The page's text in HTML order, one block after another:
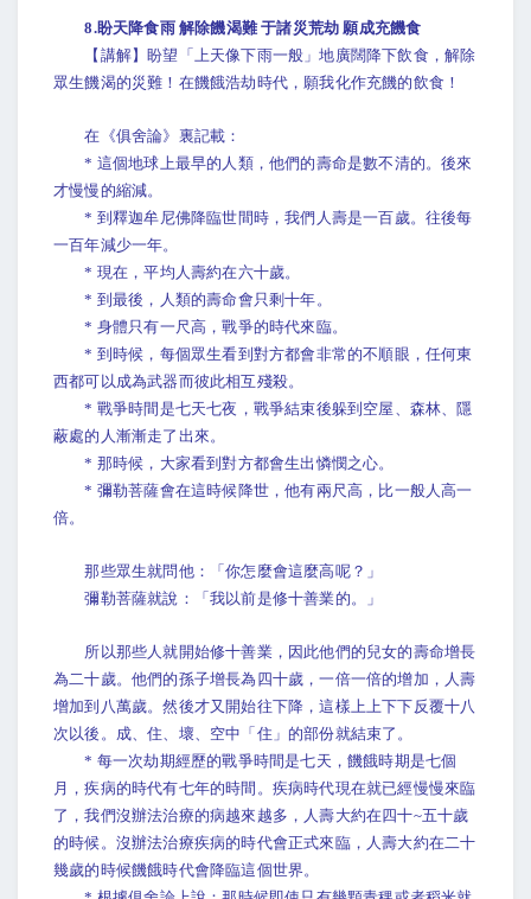
8.盼天降食雨 解除饑渴難 于諸災荒劫 願成充饑食
【講解】盼望「上天像下雨一般」地廣闊降下飲食，解除
眾生饑渴的災難！在饑餓浩劫時代，願我化作充饑的飲食！
在《俱舍論》裏記載：
* 這個地球上最早的人類，他們的壽命是數不清的。後來
才慢慢的縮減。
* 到釋迦牟尼佛降臨世間時，我們人壽是一百歲。往後每
一百年減少一年。
* 現在，平均人壽約在六十歲。
* 到最後，人類的壽命會只剩十年。
* 身體只有一尺高，戰爭的時代來臨。
* 到時候，每個眾生看到對方都會非常的不順眼，任何東
西都可以成為武器而彼此相互殘殺。
* 戰爭時間是七天七夜，戰爭結束後躲到空屋、森林、隱
蔽處的人漸漸走了出來。
* 那時候，大家看到對方都會生出憐憫之心。
* 彌勒菩薩會在這時候降世，他有兩尺高，比一般人高一
倍。
那些眾生就問他：「你怎麼會這麼高呢？」
彌勒菩薩就說：「我以前是修十善業的。」
所以那些人就開始修十善業，因此他們的兒女的壽命增長
為二十歲。他們的孫子增長為四十歲，一倍一倍的增加，人壽
增加到八萬歲。然後才又開始往下降，這樣上上下下反覆十八
次以後。成、住、壞、空中「住」的部份就結束了。
* 每一次劫期經歷的戰爭時間是七天，饑餓時期是七個
月，疾病的時代有七年的時間。疾病時代現在就已經慢慢來臨
了，我們沒辦法治療的病越來越多，人壽大約在四十~五十歲
的時候。沒辦法治療疾病的時代會正式來臨，人壽大約在二十
幾歲的時候饑餓時代會降臨這個世界。